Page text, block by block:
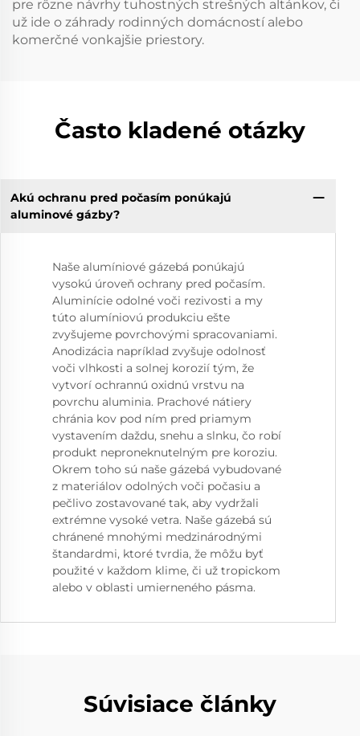
pre rôzne návrhy tuhostných strešných altánkov, či
už ide o záhrady rodinných domácností alebo
komerčné vonkajšie priestory.
Často kladené otázky
Akú ochranu pred počasím ponúkajú
aluminové gázby?
Naše alumíniové gázebá ponúkajú
vysokú úroveň ochrany pred počasím.
Aluminície odolné voči rezivosti a my
túto alumíniovú produkciu ešte
zvyšujeme povrchovými spracovaniami.
Anodizácia napríklad zvyšuje odolnosť
voči vlhkosti a solnej korozií tým, že
vytvorí ochrannú oxidnú vrstvu na
povrchu aluminia. Prachové nátiery
chránia kov pod ním pred priamym
vystavením daždu, snehu a slnku, čo robí
produkt neproneknutelným pre koroziu.
Okrem toho sú naše gázebá vybudované
z materiálov odolných voči počasiu a
pečlivo zostavované tak, aby vydržali
extrémne vysoké vetra. Naše gázebá sú
chránené mnohými medzinárodnými
štandardmi, ktoré tvrdia, že môžu byť
použité v každom klime, či už tropickom
alebo v oblasti umierneného pásma.
Súvisiace články